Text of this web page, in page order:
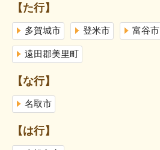
【た行】
多賀城市 登米市 富谷市
遠田郡美里町
【な行】
名取市
【は行】